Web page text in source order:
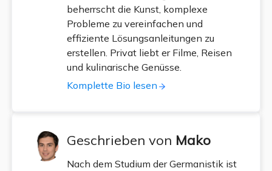
beherrscht die Kunst, komplexe
Probleme zu vereinfachen und
effiziente Lösungsanleitungen zu
erstellen. Privat liebt er Filme, Reisen
und kulinarische Genüsse.
Komplette Bio lesen
Geschrieben von Mako
Nach dem Studium der Germanistik ist